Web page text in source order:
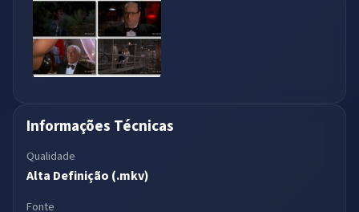
Informações Técnicas
Qualidade
Alta Definição (.mkv)
Fonte